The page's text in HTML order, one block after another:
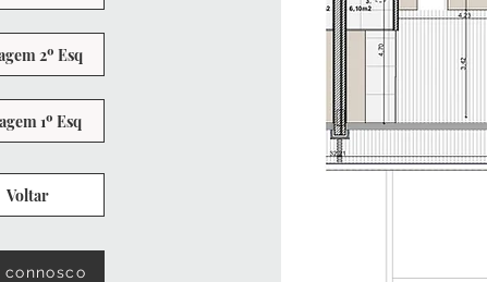
2º Esq
1º Esq
Voltar
connosco